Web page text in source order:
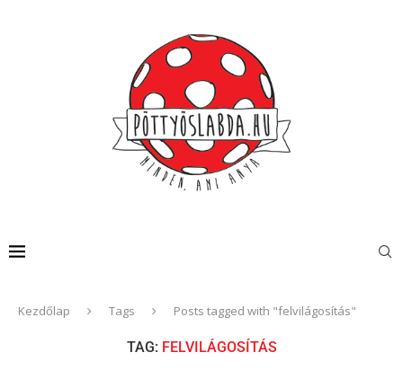
Kezdőlap Tags Posts tagged with "felvilágosítás"
TAG: FELVILÁGOSÍTÁS